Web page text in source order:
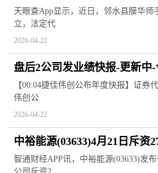
15万人民币|今日播报
天眼查App显示，近日，邻水县膜华师
立，法定代
2026-04-22
盘后2公司发业绩快报-更新中
【00:04捷佳伟创公布年度快报】证券
伟创公
2026-04-22
中裕能源(03633)4月21日斥资
万股
智通财经APP讯，中裕能源(03633)发